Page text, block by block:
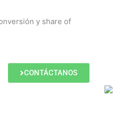
y share of
CONTÁCTANOS